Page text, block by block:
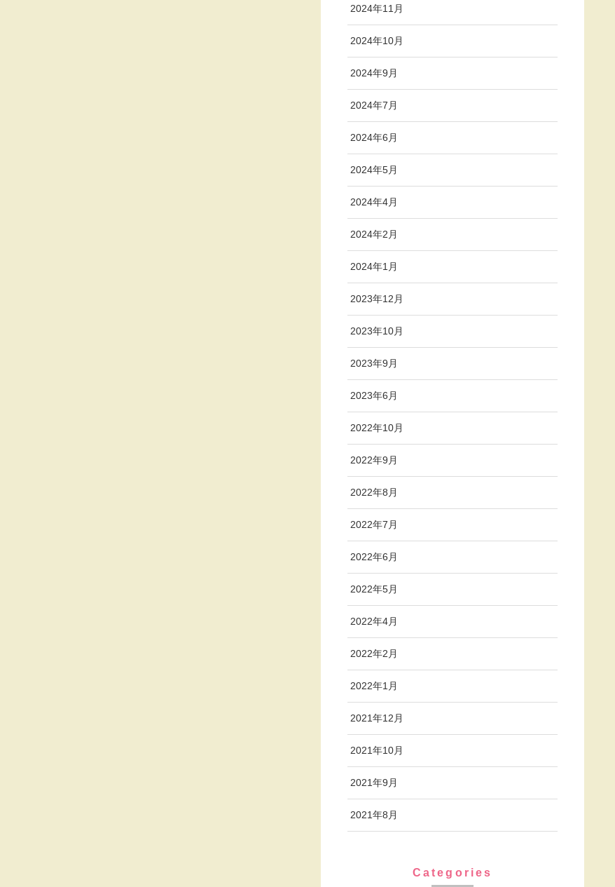
2024年11月
2024年10月
2024年9月
2024年7月
2024年6月
2024年5月
2024年4月
2024年2月
2024年1月
2023年12月
2023年10月
2023年9月
2023年6月
2022年10月
2022年9月
2022年8月
2022年7月
2022年6月
2022年5月
2022年4月
2022年2月
2022年1月
2021年12月
2021年10月
2021年9月
2021年8月
Categories